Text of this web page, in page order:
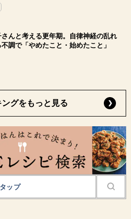
んと考える更年期。自律神経の乱れ
調で「やめたこと・始めたこと」
ングをもっと見る